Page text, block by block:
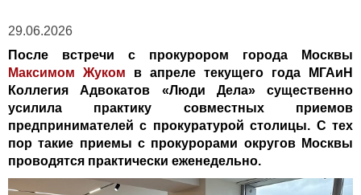
29.06.2026
После встречи с прокурором города Москвы
Максимом Жуком в апреле текущего года МГАиН
Коллегия Адвокатов «Люди Дела» существенно
усилила практику совместных приемов
предпринимателей с прокуратурой столицы. С тех
пор такие приемы с прокурорами округов Москвы
проводятся практически еженедельно.